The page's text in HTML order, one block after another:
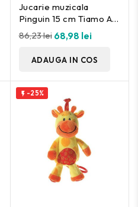
Jucarie muzicala
Pinguin 15 cm Tiamo A
Haberkorn
86,23 lei 68,98 lei
ADAUGA IN COS
 -25%